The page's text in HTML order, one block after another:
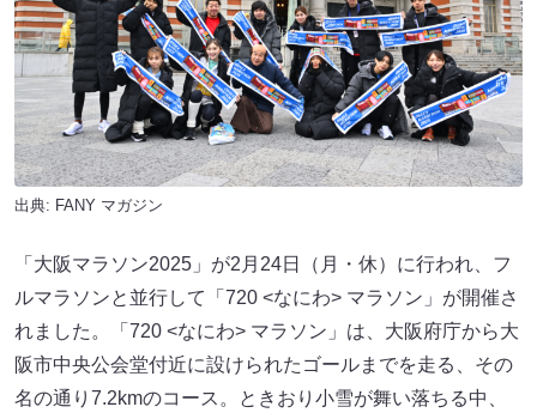
出典: FANY マガジン
「大阪マラソン2025」が2月24日（月・休）に行われ、フ
ルマラソンと並行して「720 <なにわ> マラソン」が開催さ
れました。「720 <なにわ> マラソン」は、大阪府庁から大
阪市中央公会堂付近に設けられたゴールまでを走る、その
名の通り7.2kmのコース。ときおり小雪が舞い落ちる中、